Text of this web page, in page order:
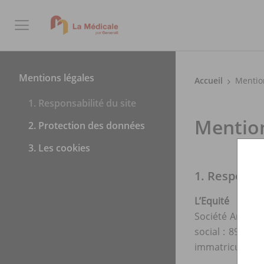
Mentions légales
1. Responsabilité du site
2. Protection des données
3. Les cookies
Accueil
1.
L’Equité
Société
social : 89 rue
immatriculé